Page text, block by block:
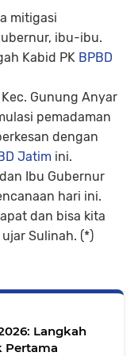
mitigasi
ibu-ibu.
Kabid PK BPBD
Gunung Anyar
pemadaman
dengan
Jatim ini.
dan Ibu Gubernur
hari ini.
dan bisa kita
Sulinah. (*)
Langkah
Pertama